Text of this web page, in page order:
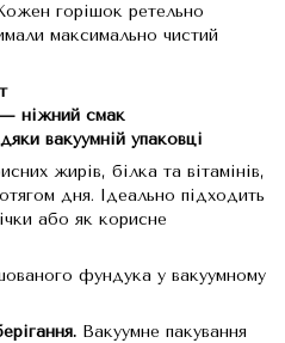
горішок ретельно
максимально чистий
ніжний смак
вакуумній упаковці
жирів, білка та вітамінів,
дня. Ідеально підходить
або як корисне
фундука у вакуумному
Вакуумне пакування